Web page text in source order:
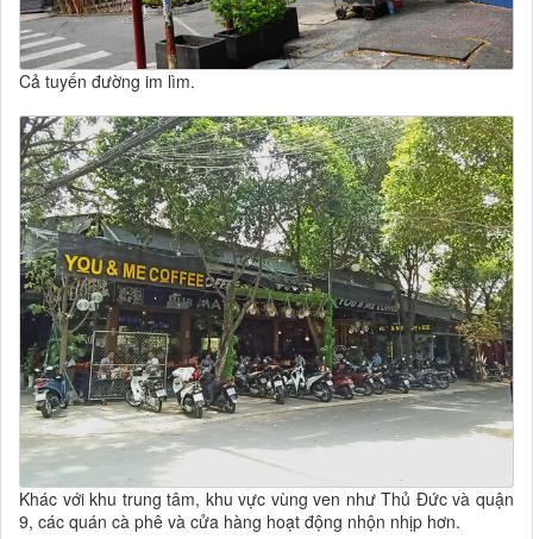
Cả tuyến đường im lìm.
Khác với khu trung tâm, khu vực vùng ven như Thủ Đức và quận
9, các quán cà phê và cửa hàng hoạt động nhộn nhịp hơn.